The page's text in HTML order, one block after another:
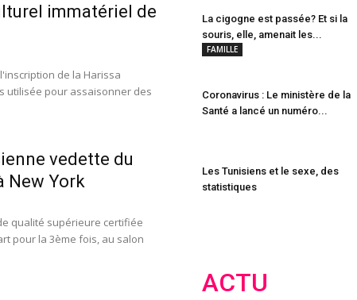
immatériel de
de la Harissa
utilisée pour assaisonner des
vedette du
New York
qualité supérieure certifiée
pour la 3ème fois, au salon
La cigogne est passée? Et si la
souris, elle, amenait les...
FAMILLE
Coronavirus : Le ministère de la
Santé a lancé un numéro...
Les Tunisiens et le sexe, des
statistiques
ACTU